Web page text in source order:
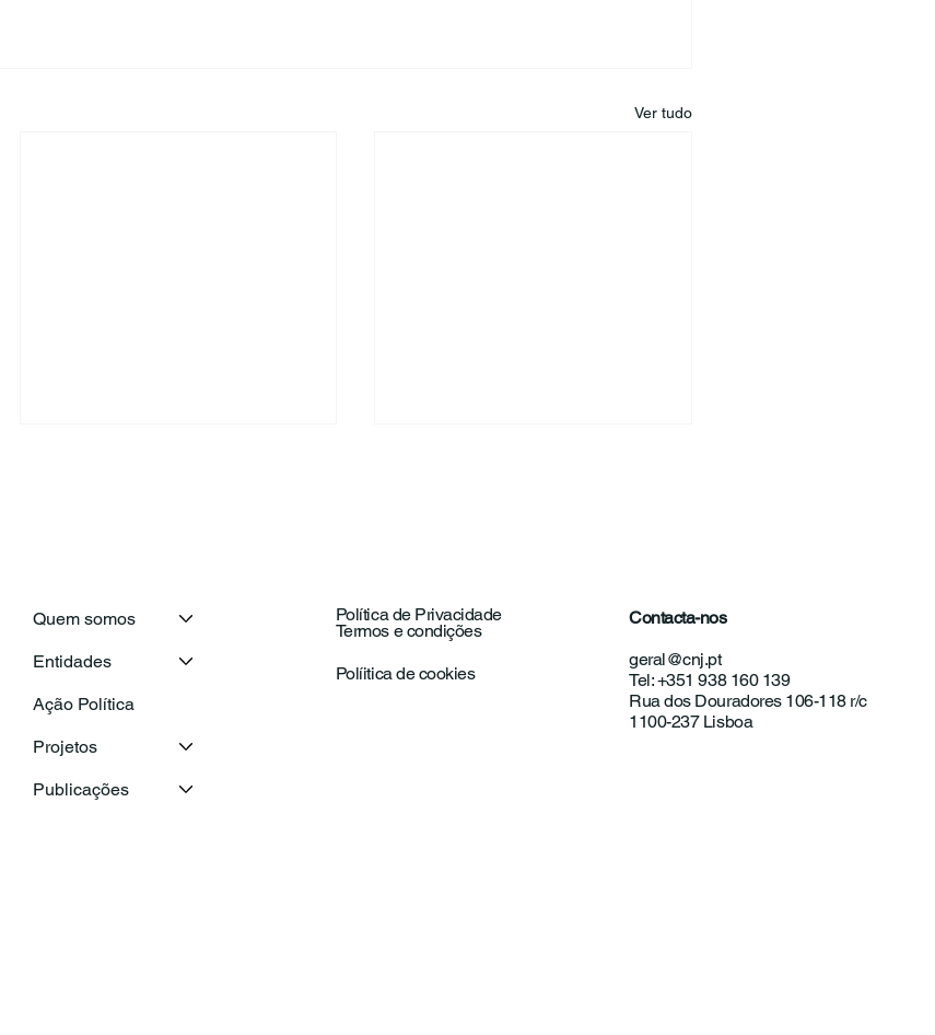
Ver tudo
visita o Conselho Nacional
reforçar a cooperação
entre as juventudes ibero-
americanas
Comunicado | Exames
Nacionais: Educação
como ferramenta de
Quem somos
Entidades
Ação Política
Projetos
Publicações
Política de Privacidade
Termos e condições
Políitica de cookies
Contacta-nos
geral@cnj.pt
Tel: +351 938 160 139
Rua dos Douradores 106-118 r/c
1100-237 Lisboa